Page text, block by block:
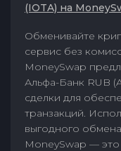
(IOTA) на
Обменивайте
сервис без
MoneySwap
Альфа-Банк RUB
сделки для
транзакций.
выгодного
MoneySwap —